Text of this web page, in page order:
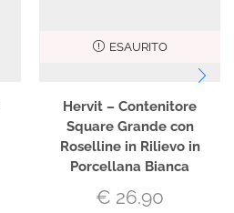
ESAURITO
Hervit – Contenitore
Square Grande con
Roselline in Rilievo in
Porcellana Bianca
€ 26.90